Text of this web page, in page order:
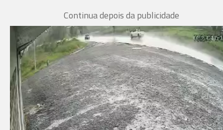
Continua depois da publicidade